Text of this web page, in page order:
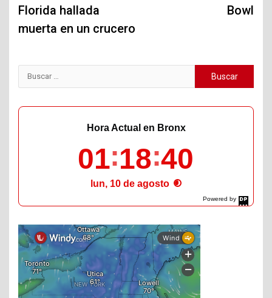
Florida hallada
muerta en un crucero
Bowl
Buscar:
Powered by
DaysPedia.com
Hora Actual en Bronx
01 18 41
lun, 10 de agosto